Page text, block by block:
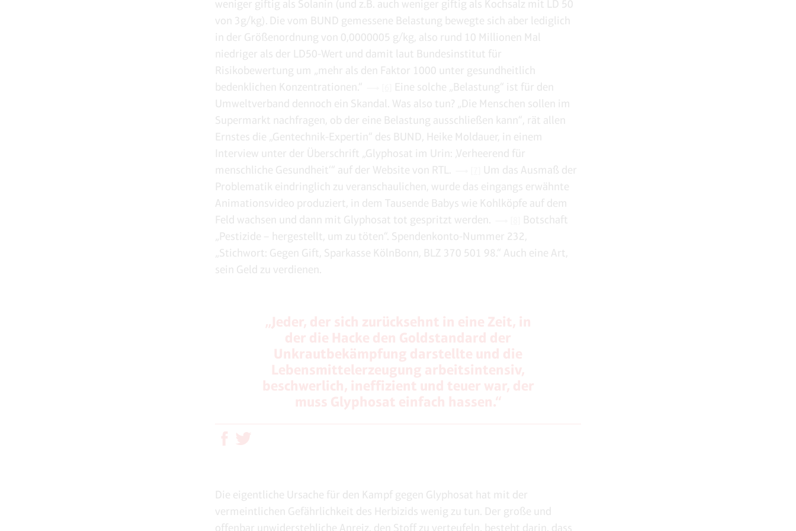
weniger giftig als Solanin (und z.B. auch weniger giftig als Kochsalz mit LD 50
von 3g/kg). Die vom BUND gemessene Belastung bewegte sich aber lediglich
in der Größenordnung von 0,0000005 g/kg, also rund 10 Millionen Mal
niedriger als der LD50-Wert und damit laut Bundesinstitut für
Risikobewertung um „mehr als den Faktor 1000 unter gesundheitlich
bedenklichen Konzentrationen.“
Eine solche „Belastung“ ist für den
Umweltverband dennoch ein Skandal. Was also tun? „Die Menschen sollen im
Supermarkt nachfragen, ob der eine Belastung ausschließen kann“, rät allen
Ernstes die „Gentechnik-Expertin“ des BUND, Heike Moldauer, in einem
Interview unter der Überschrift „Glyphosat im Urin: ‚Verheerend für
menschliche Gesundheit‘“ auf der Website von RTL.
Um das Ausmaß der
Problematik eindringlich zu veranschaulichen, wurde das eingangs erwähnte
Animationsvideo produziert, in dem Tausende Babys wie Kohlköpfe auf dem
Feld wachsen und dann mit Glyphosat tot gespritzt werden.
Botschaft
„Pestizide – hergestellt, um zu töten“. Spendenkonto-Nummer 232,
„Stichwort: Gegen Gift, Sparkasse KölnBonn, BLZ 370 501 98.“ Auch eine Art,
sein Geld zu verdienen.
Die eigentliche Ursache für den Kampf gegen Glyphosat hat mit der
vermeintlichen Gefährlichkeit des Herbizids wenig zu tun. Der große und
offenbar unwiderstehliche Anreiz, den Stoff zu verteufeln, besteht darin, dass